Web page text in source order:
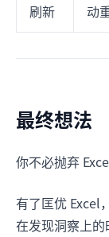
刷新
动
最终想法
你不必抛弃
有了匡优 Excel
在发现洞察上